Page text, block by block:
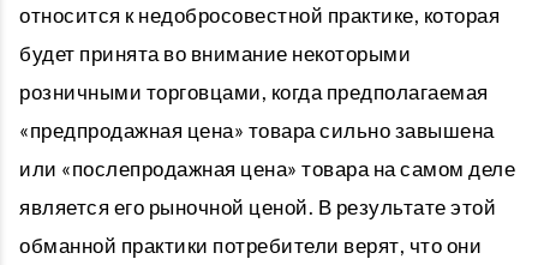
относится к недобросовестной практике, которая
будет принята во внимание некоторыми
розничными торговцами, когда предполагаемая
«предпродажная цена» товара сильно завышена
или «послепродажная цена» товара на самом деле
является его рыночной ценой. В результате этой
обманной практики потребители верят, что они